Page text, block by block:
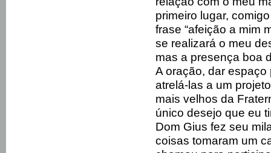
primeiro lugar,
frase “afeição a mim
se realizará o meu
mas a presença boa
A oração, dar
atrelá-las a um
mais velhos da
único desejo que eu
Dom Gius fez seu
coisas tomaram um